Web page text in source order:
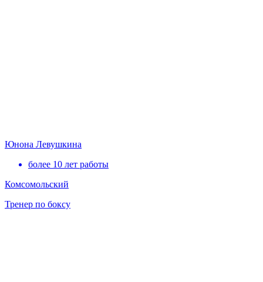
Юнона Левушкина
более 10 лет работы
Комсомольский
Тренер по боксу